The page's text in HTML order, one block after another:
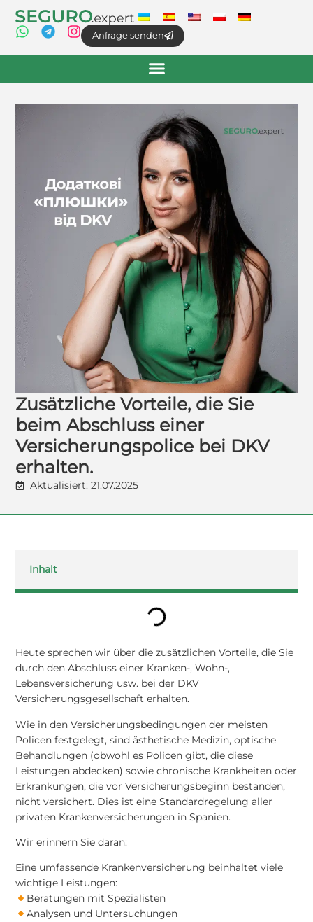
Anfrage senden
Zusätzliche Vorteile, die Sie
beim Abschluss einer
Versicherungspolice bei DKV
erhalten.
Aktualisiert: 21.07.2025
Heute sprechen wir über die zusätzlichen Vorteile, die Sie
durch den Abschluss einer Kranken-, Wohn-,
Lebensversicherung usw. bei der DKV
Versicherungsgesellschaft erhalten.
Wie in den Versicherungsbedingungen der meisten
Policen festgelegt, sind ästhetische Medizin, optische
Behandlungen (obwohl es Policen gibt, die diese
Leistungen abdecken) sowie chronische Krankheiten oder
Erkrankungen, die vor Versicherungsbeginn bestanden,
nicht versichert. Dies ist eine Standardregelung aller
privaten Krankenversicherungen in Spanien.
Wir erinnern Sie daran:
Eine umfassende Krankenversicherung beinhaltet viele
wichtige Leistungen:
Beratungen mit Spezialisten
Analysen und Untersuchungen
Inhalt